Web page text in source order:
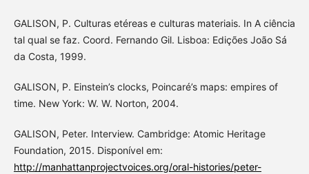
GALISON, P. Culturas etéreas e culturas materiais. In A ciência
tal qual se faz. Coord. Fernando Gil. Lisboa: Edições João Sá
da Costa, 1999.
GALISON, P. Einstein’s clocks, Poincaré’s maps: empires of
time. New York: W. W. Norton, 2004.
GALISON, Peter. Interview. Cambridge: Atomic Heritage
Foundation, 2015. Disponível em:
http://manhattanprojectvoices.org/oral-histories/peter-